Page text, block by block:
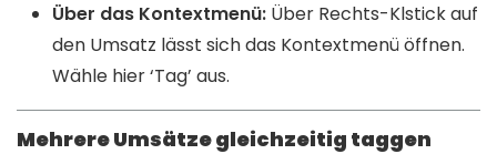
Über das Kontextmenü: Über Rechts-Klstick auf
den Umsatz lässt sich das Kontextmenü öffnen.
Wähle hier ‘Tag’ aus.
Mehrere Umsätze gleichzeitig taggen